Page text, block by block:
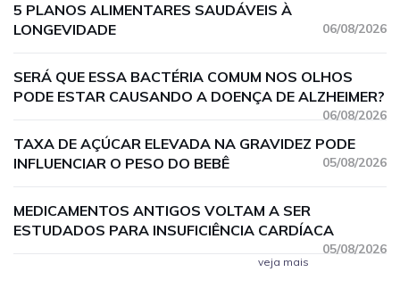
5 PLANOS ALIMENTARES SAUDÁVEIS À
LONGEVIDADE
06/08/2026
SERÁ QUE ESSA BACTÉRIA COMUM NOS OLHOS
PODE ESTAR CAUSANDO A DOENÇA DE ALZHEIMER?
06/08/2026
TAXA DE AÇÚCAR ELEVADA NA GRAVIDEZ PODE
INFLUENCIAR O PESO DO BEBÊ
05/08/2026
MEDICAMENTOS ANTIGOS VOLTAM A SER
ESTUDADOS PARA INSUFICIÊNCIA CARDÍACA
05/08/2026
veja mais